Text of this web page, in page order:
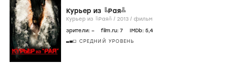
Курьер из ╚Рая╩
Курьер из ╚Рая╩ / 2013 / фильм
зрители: – film.ru: 7 IMDb: 5,4
СРЕДНИЙ УРОВЕНЬ